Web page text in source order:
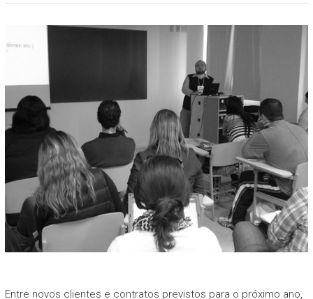
Entre novos clientes e contratos previstos para o próximo ano,